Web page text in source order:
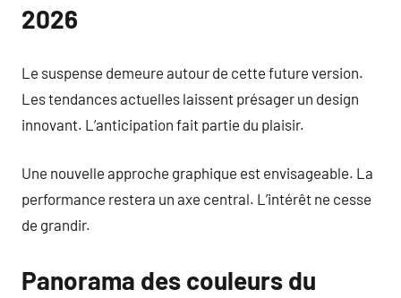
2026
Le suspense demeure autour de cette future version.
Les tendances actuelles laissent présager un design
innovant. L’anticipation fait partie du plaisir.
Une nouvelle approche graphique est envisageable. La
performance restera un axe central. L’intérêt ne cesse
de grandir.
Panorama des couleurs du